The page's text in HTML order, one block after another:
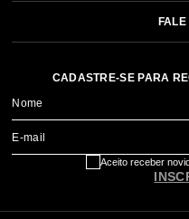
FALE
CADASTRE-SE PARA
Nome
E-mail
Aceito receber